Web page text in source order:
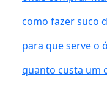
como fazer suco
para que serve o
quanto custa um